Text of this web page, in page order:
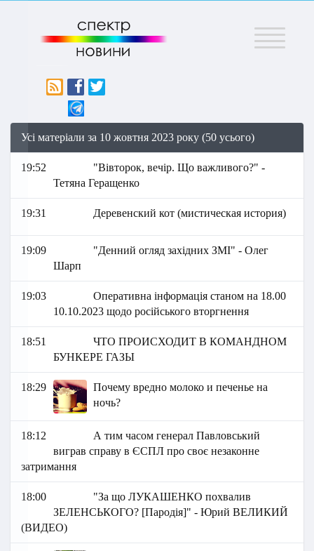
Меню
Усі матеріали за 10 жовтня 2023 року (50 усього)
19:52
"Вівторок, вечір. Що важливого?" -
Тетяна Геращенко
19:31 Деревенский кот (мистическая история)
19:09
"Денний огляд західних ЗМІ" - Олег
Шарп
19:03
Оперативна інформація станом на 18.00
10.10.2023 щодо російського вторгнення
18:51
ЧТО ПРОИСХОДИТ В КОМАНДНОМ
БУНКЕРЕ ГАЗЫ
18:29
Почему вредно молоко и печенье на
ночь?
18:12
А тим часом генерал Павловський
виграв справу в ЄСПЛ про своє незаконне
затримання
18:00
"За що ЛУКАШЕНКО похвалив
ЗЕЛЕНСЬКОГО? [Пародія]" - Юрий ВЕЛИКИЙ
(ВИДЕО)